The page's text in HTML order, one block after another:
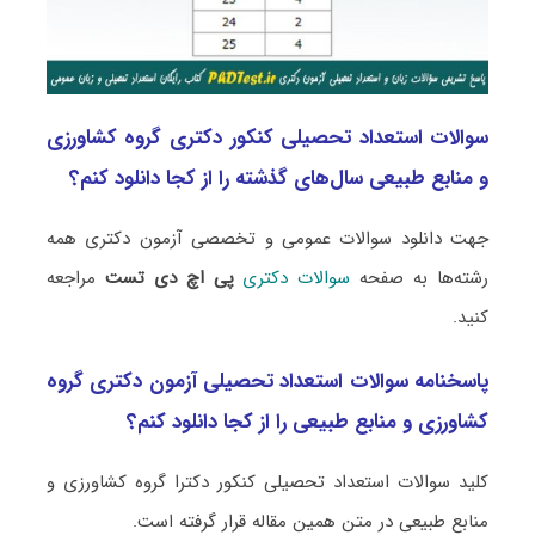
سوالات استعداد تحصیلی کنکور دکتری گروه کشاورزی
و منابع طبیعی سال‌های گذشته را از کجا دانلود کنم؟
جهت دانلود سوالات عمومی و تخصصی آزمون دکتری همه
رشته‌ها به صفحه سوالات دکتری پی اچ دی تست مراجعه
کنید.
پاسخنامه سوالات استعداد تحصیلی آزمون دکتری گروه
کشاورزی و منابع طبیعی را از کجا دانلود کنم؟
کلید سوالات استعداد تحصیلی کنکور دکترا گروه کشاورزی و
منابع طبیعی در متن همین مقاله قرار گرفته است.